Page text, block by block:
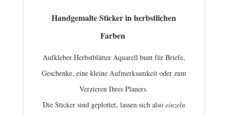
Handgemalte Sticker in herbstlichen
Farben
Aufkleber Herbstblätter Aquarell bunt für Briefe,
Geschenke, eine kleine Aufmerksamkeit oder zum
Verzieren Ihres Planers.
Die Sticker sind geplottet, lassen sich also einzeln